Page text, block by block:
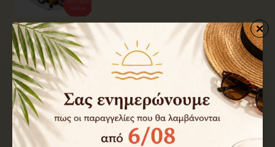
p040007 Διαθέσιμο
Μαύρο τσάι Ηφαίστειο 100 γρ
4,50€
Καλάθι
Έχετε φτάσει στο τέλος της λίστας